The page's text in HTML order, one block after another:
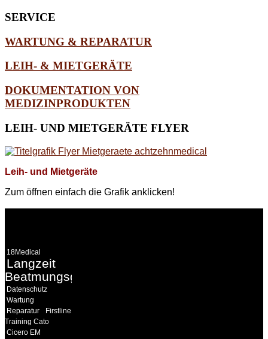
SERVICE
WARTUNG & REPARATUR
LEIH- & MIETGERÄTE
DOKUMENTATION VON
MEDIZINPRODUKTEN
LEIH- UND MIETGERÄTE FLYER
Leih- und Mietgeräte
Zum öffnen einfach die Grafik anklicken!
18Medical
Langzeit
Beatmungsgeräte
Datenschutz
Wartung
Reparatur
Firstline
Training Cato
Cicero EM